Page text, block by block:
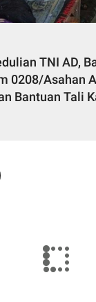
TNI AD,
0208/Asahan
Bantuan Tali
Tahun